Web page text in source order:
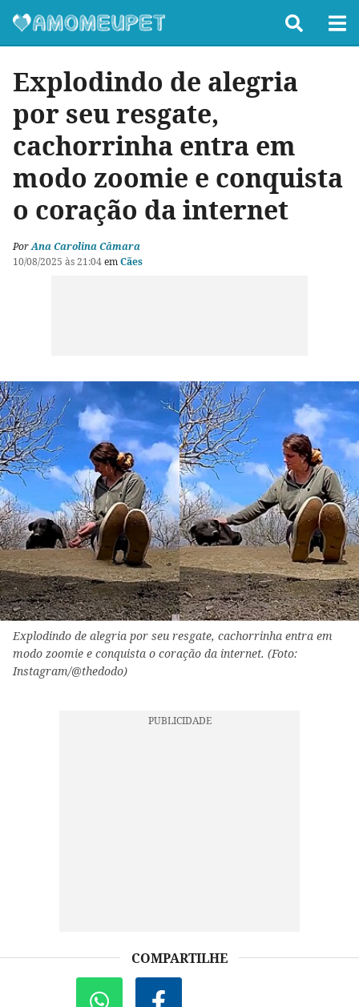
Explodindo de alegria
por seu resgate,
cachorrinha entra em
modo zoomie e conquista
o coração da internet
PorAna Carolina Câmara
10/08/2025 às 21:04emCães
Explodindo de alegria por seu resgate, cachorrinha entra em
modo zoomie e conquista o coração da internet. (Foto:
Instagram/@thedodo)
COMPARTILHE